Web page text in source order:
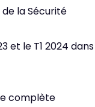
la Sécurité
et le T1 2024 dans
complète